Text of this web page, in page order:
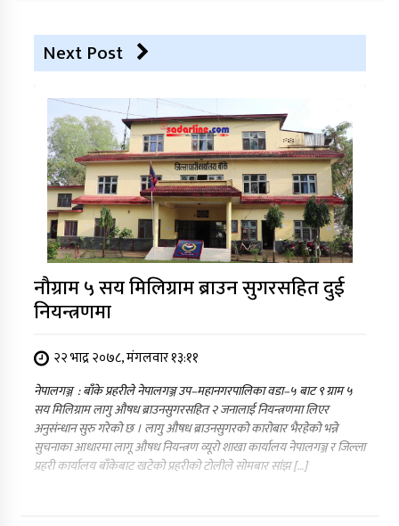
Next Post
नौग्राम ५ सय मिलिग्राम ब्राउन सुगरसहित दुई
नियन्त्रणमा
२२ भाद्र २०७८, मंगलवार १३:११
नेपालगञ्ज : बाँके प्रहरीले नेपालगञ्ज उप–महानगरपालिका वडा–५ बाट ९ ग्राम ५
सय मिलिग्राम लागु औषध ब्राउनसुगरसहित २ जनालाई नियन्त्रणमा लिएर
अनुसंन्धान सुरु गरेको छ । लागु औषध ब्राउनसुगरको कारोबार भैरहेको भन्ने
सुचनाका आधारमा लागू औषध नियन्त्रण व्यूरो शाखा कार्यालय नेपालगञ्ज र जिल्ला
प्रहरी कार्यालय बाँकेबाट खटेको प्रहरीको टोलीले सोमबार सांझ […]